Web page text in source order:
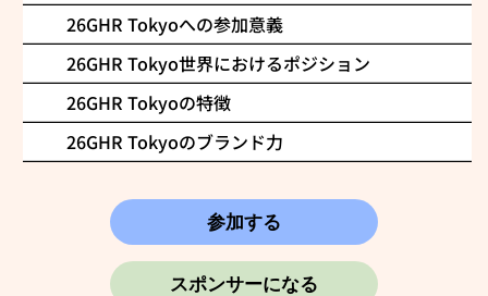
過去の世界人事会議で開催され
た記念晩餐会の様子
26GHR Tokyoへの参加意義
26GHR Tokyo世界におけるポジション
26GHR Tokyoの特徴
26GHR Tokyoのブランド力
参加する
スポンサーになる